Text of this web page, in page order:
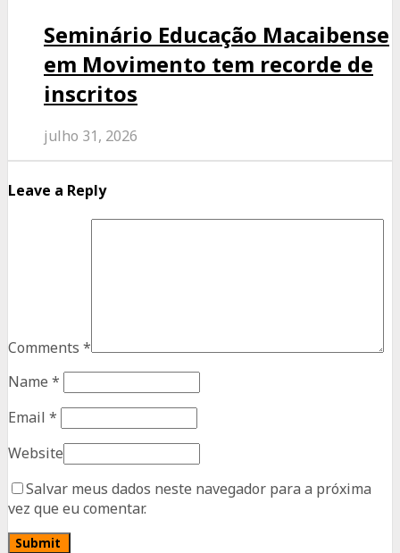
Seminário Educação Macaibense
em Movimento tem recorde de
inscritos
julho 31, 2026
Leave a Reply
Comments *
Name *
Email *
Website
Salvar meus dados neste navegador para a próxima
vez que eu comentar.